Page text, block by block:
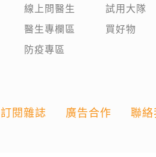
線上問醫生
醫生專欄區
防疫專區
試用大隊
買好物
訂閱雜誌 廣告合作 聯絡